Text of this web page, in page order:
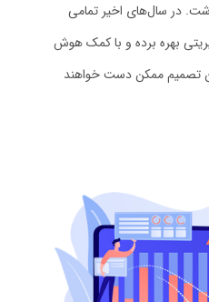
در سال‌های اخیر تمامی
بهره برده و با کمک هوش
تصمیم ممکن دست خواهند